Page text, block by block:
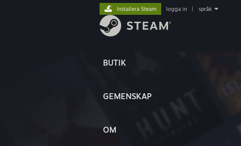
BUTIK
GEMENSKAP
OM
Installera Steam logga in språk